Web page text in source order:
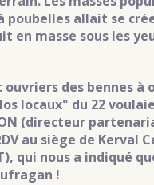
allait se
en masse sous les
ouvriers des bennes
locaux" du 22
(directeur
au siège de Kerval
qui nous a indiqué
!